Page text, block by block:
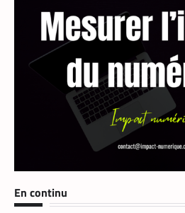
En continu
TECH MONDE , VTC
Heetch : désormais, les
définir directement le prix de